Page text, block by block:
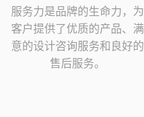
服务力是品牌的生命力，为
客户提供了优质的产品、满
意的设计咨询服务和良好的
售后服务。